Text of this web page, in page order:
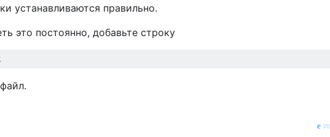
устанавливаются правильно.
это постоянно, добавьте строку
файл.